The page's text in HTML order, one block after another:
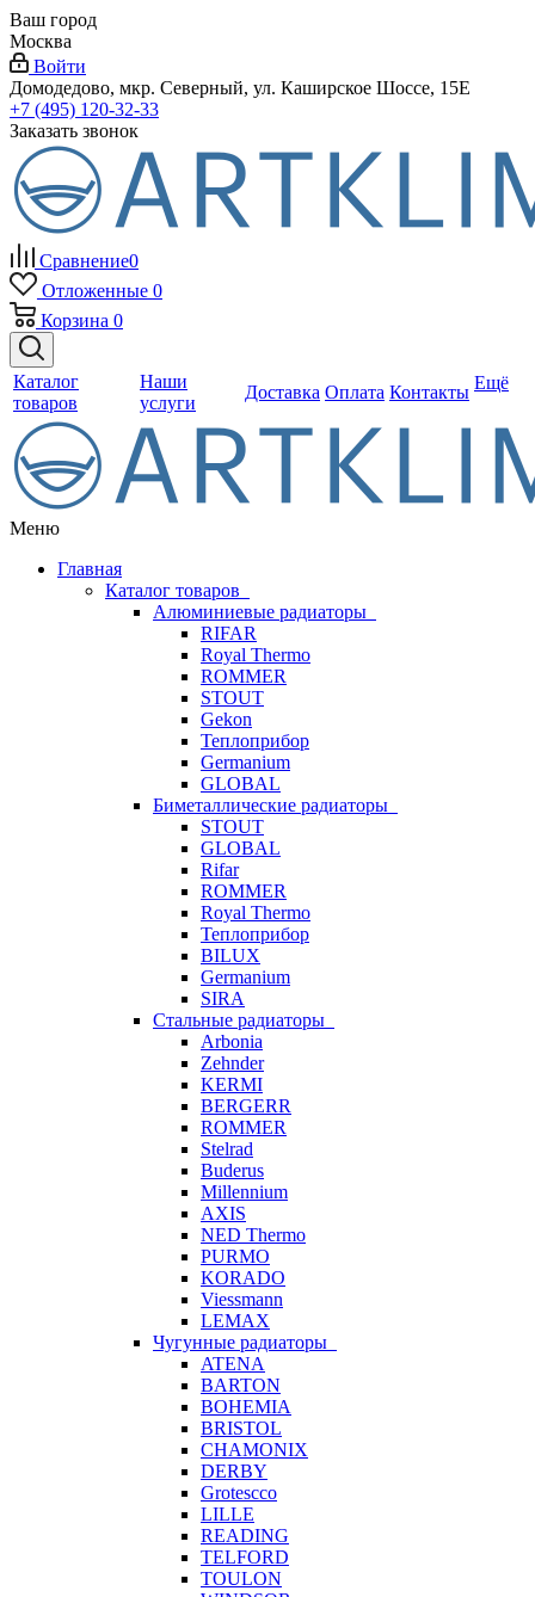
Ваш город
Москва
Войти
Домодедово, мкр. Северный, ул. Каширское Шоссе, 15Е
+7 (495) 120-32-33
Заказать звонок
Сравнение0
Отложенные 0
Корзина 0
Каталог
товаров
Наши
услуги
Доставка Оплата Контакты Ещё
Меню
Главная
Каталог товаров
Алюминиевые радиаторы
RIFAR
Royal Thermo
ROMMER
STOUT
Gekon
Теплоприбор
Germanium
GLOBAL
Биметаллические радиаторы
STOUT
GLOBAL
Rifar
ROMMER
Royal Thermo
Теплоприбор
BILUX
Germanium
SIRA
Стальные радиаторы
Arbonia
Zehnder
KERMI
BERGERR
ROMMER
Stelrad
Buderus
Millennium
AXIS
NED Thermo
PURMO
KORADO
Viessmann
LEMAX
Чугунные радиаторы
ATENA
BARTON
BOHEMIA
BRISTOL
CHAMONIX
DERBY
Grotescco
LILLE
READING
TELFORD
TOULON